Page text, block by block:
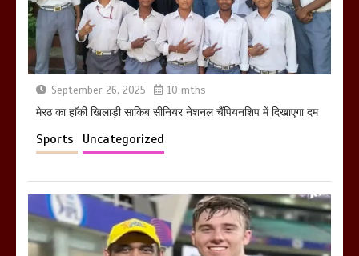
September 26, 2025 10 mths
मेरठ का हाॅकी खिलाड़ी साकिब सीनियर नेशनल चैंपियनशिप में दिखाएगा दम
Sports Uncategorized